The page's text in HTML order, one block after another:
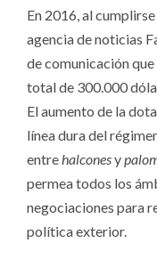
En 2016, al
agencia de noticias
de comunicación que
total de 300.000
El aumento de la
línea dura del
entrehalconesy
permea todos los
negociaciones para
política exterior.